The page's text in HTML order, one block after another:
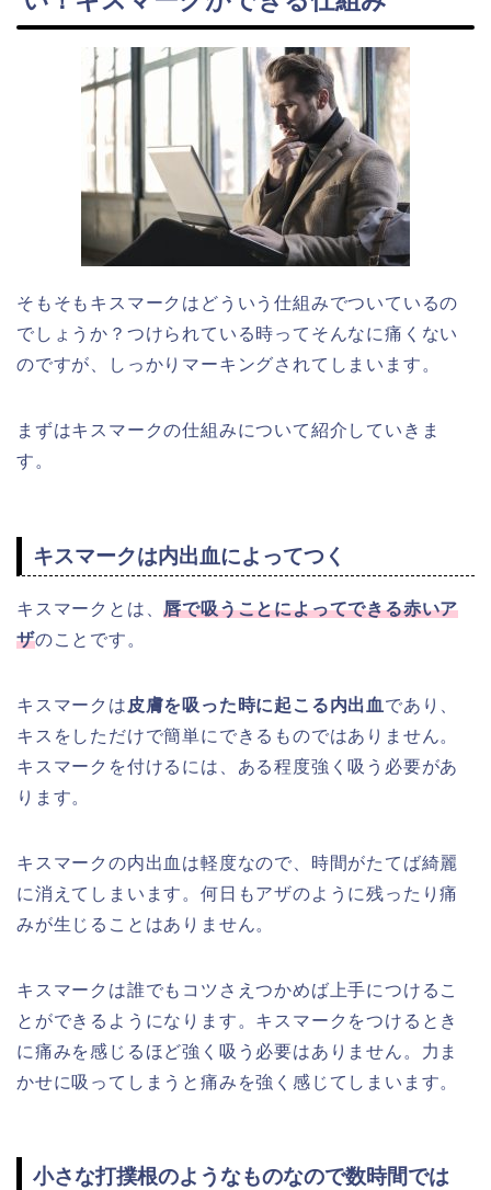
そもそもキスマークはどういう仕組みでついているの
でしょうか？つけられている時ってそんなに痛くない
のですが、しっかりマーキングされてしまいます。
まずはキスマークの仕組みについて紹介していきま
す。
キスマークは内出血によってつく
キスマークとは、唇で吸うことによってできる赤いア
ザのことです。
キスマークは 皮膚を吸った時に起こる内出血 であり、
キスをしただけで簡単にできるものではありません。
キスマークを付けるには、ある程度強く吸う必要があ
ります。
キスマークの内出血は軽度なので、時間がたてば綺麗
に消えてしまいます。何日もアザのように残ったり痛
みが生じることはありません。
キスマークは誰でもコツさえつかめば上手につけるこ
とができるようになります。キスマークをつけるとき
に痛みを感じるほど強く吸う必要はありません。力ま
かせに吸ってしまうと痛みを強く感じてしまいます。
小さな打撲根のようなものなので数時間では